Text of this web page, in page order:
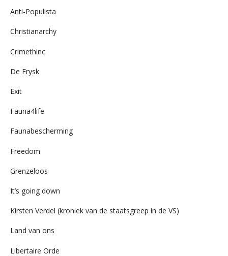
Anti-Populista
Christianarchy
Crimethinc
De Frysk
Exit
Fauna4life
Faunabescherming
Freedom
Grenzeloos
It’s going down
Kirsten Verdel (kroniek van de staatsgreep in de VS)
Land van ons
Libertaire Orde